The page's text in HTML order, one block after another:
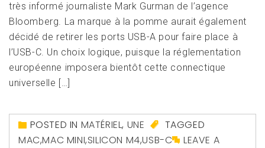
très informé journaliste Mark Gurman de l’agence
Bloomberg. La marque à la pomme aurait également
décidé de retirer les ports USB-A pour faire place à
l’USB-C. Un choix logique, puisque la réglementation
européenne imposera bientôt cette connectique
universelle […]
POSTED IN MATÉRIEL, UNE
TAGGED
MAC,MAC MINI,SILICON M4,USB-C
LEAVE A